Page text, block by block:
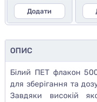
Додати
ОПИС
Білий ПЕТ флакон
для зберігання та
Завдяки високій